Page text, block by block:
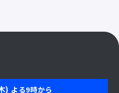
) よる9時から